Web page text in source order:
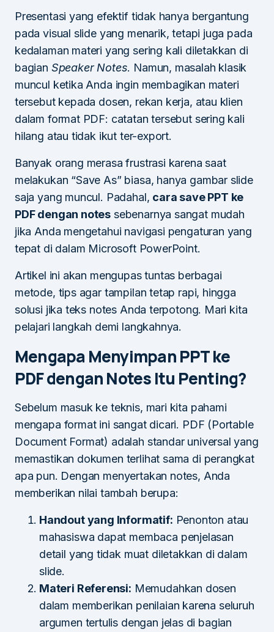
Presentasi yang efektif tidak hanya bergantung
pada visual slide yang menarik, tetapi juga pada
kedalaman materi yang sering kali diletakkan di
bagian Speaker Notes. Namun, masalah klasik
muncul ketika Anda ingin membagikan materi
tersebut kepada dosen, rekan kerja, atau klien
dalam format PDF: catatan tersebut sering kali
hilang atau tidak ikut ter-export.
Banyak orang merasa frustrasi karena saat
melakukan “Save As” biasa, hanya gambar slide
saja yang muncul. Padahal, cara save PPT ke
PDF dengan notes sebenarnya sangat mudah
jika Anda mengetahui navigasi pengaturan yang
tepat di dalam Microsoft PowerPoint.
Artikel ini akan mengupas tuntas berbagai
metode, tips agar tampilan tetap rapi, hingga
solusi jika teks notes Anda terpotong. Mari kita
pelajari langkah demi langkahnya.
Mengapa Menyimpan PPT ke
PDF dengan Notes Itu Penting?
Sebelum masuk ke teknis, mari kita pahami
mengapa format ini sangat dicari. PDF (Portable
Document Format) adalah standar universal yang
memastikan dokumen terlihat sama di perangkat
apa pun. Dengan menyertakan notes, Anda
memberikan nilai tambah berupa:
Handout yang Informatif: Penonton atau
mahasiswa dapat membaca penjelasan
detail yang tidak muat diletakkan di dalam
slide.
Materi Referensi: Memudahkan dosen
dalam memberikan penilaian karena seluruh
argumen tertulis dengan jelas di bagian